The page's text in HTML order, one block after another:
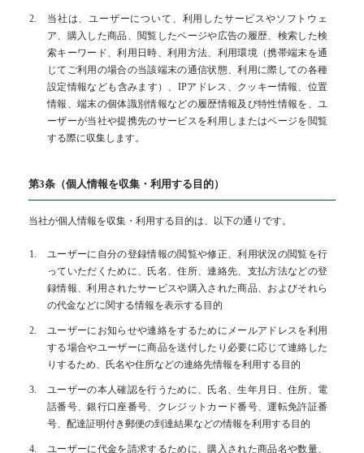
当社は、ユーザーについて、利用したサービスやソフトウェ
ア、購入した商品、閲覧したページや広告の履歴、検索した検
索キーワード、利用日時、利用方法、利用環境（携帯端末を通
じてご利用の場合の当該端末の通信状態、利用に際しての各種
設定情報なども含みます）、IPアドレス、クッキー情報、位置
情報、端末の個体識別情報などの履歴情報及び特性情報を、ユ
ーザーが当社や提携先のサービスを利用しまたはページを閲覧
する際に収集します。
第3条（個人情報を収集・利用する目的）
当社が個人情報を収集・利用する目的は、以下の通りです。
ユーザーに自分の登録情報の閲覧や修正、利用状況の閲覧を行
っていただくために、氏名、住所、連絡先、支払方法などの登
録情報、利用されたサービスや購入された商品、およびそれら
の代金などに関する情報を表示する目的
ユーザーにお知らせや連絡をするためにメールアドレスを利用
する場合やユーザーに商品を送付したり必要に応じて連絡した
りするため、氏名や住所などの連絡先情報を利用する目的
ユーザーの本人確認を行うために、氏名、生年月日、住所、電
話番号、銀行口座番号、クレジットカード番号、運転免許証番
号、配達証明付き郵便の到達結果などの情報を利用する目的
ユーザーに代金を請求するために、購入された商品名や数量、